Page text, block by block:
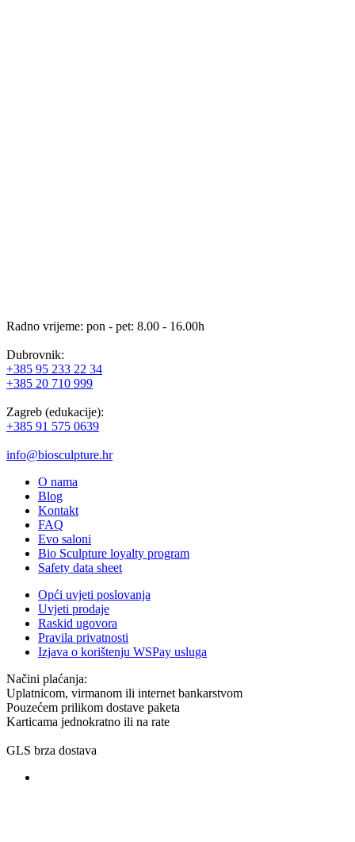
Radno vrijeme: pon - pet: 8.00 - 16.00h
Dubrovnik:
+385 95 233 22 34
+385 20 710 999
Zagreb (edukacije):
+385 91 575 0639
info@biosculpture.hr
O nama
Blog
Kontakt
FAQ
Evo saloni
Bio Sculpture loyalty program
Safety data sheet
Opći uvjeti poslovanja
Uvjeti prodaje
Raskid ugovora
Pravila privatnosti
Izjava o korištenju WSPay usluga
Načini plaćanja:
Uplatnicom, virmanom ili internet bankarstvom
Pouzećem prilikom dostave paketa
Karticama jednokratno ili na rate
GLS brza dostava